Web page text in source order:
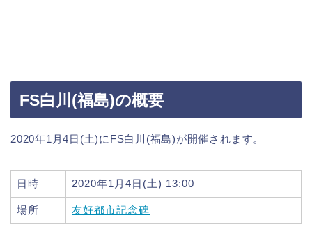
FS白川(福島)の概要
2020年1月4日(土)にFS白川(福島)が開催されます。
日時 2020年1月4日(土) 13:00 –
場所 友好都市記念碑